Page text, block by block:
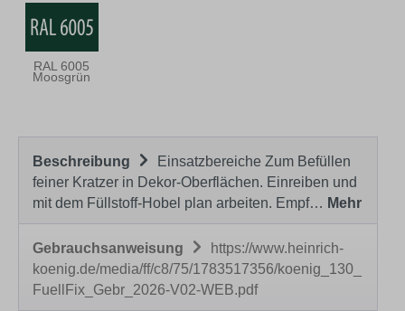
RAL 6005
Moosgrün
Beschreibung
Einsatzbereiche Zum Befüllen
feiner Kratzer in Dekor-Oberflächen. Einreiben und
mit dem Füllstoff-Hobel plan arbeiten. Empf… Mehr
Gebrauchsanweisung
https://www.heinrich-
koenig.de/media/ff/c8/75/1783517356/koenig_130_
FuellFix_Gebr_2026-V02-WEB.pdf